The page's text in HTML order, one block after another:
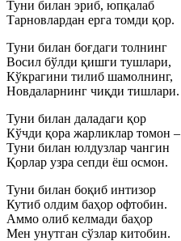
Туни билан эриб, юпқалаб
Тарновлардан ерга томди қор.
Туни билан боғдаги толнинг
Восил бўлди қишги тушлари,
Кўкрагини тилиб шамолнинг,
Новдаларнинг чиқди тишлари.
Туни билан даладаги қор
Кўчди қора жарликлар томон –
Туни билан юлдузлар чангин
Қорлар узра сепди ёш осмон.
Туни билан боқиб интизор
Кутиб олдим баҳор офтобин.
Аммо олиб келмади баҳор
Мен унутган сўзлар китобин.